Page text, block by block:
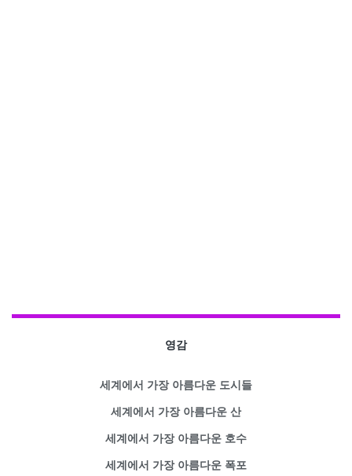
영감
세계에서 가장 아름다운 도시들
세계에서 가장 아름다운 산
세계에서 가장 아름다운 호수
세계에서 가장 아름다운 폭포